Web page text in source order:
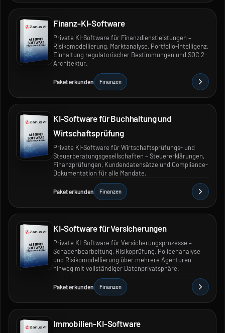
Finanz-KI-Software
Private KI-Software für Finanzdienstleistungen –
Risikomodellierung, Marktanalyse, Portfolio-Intelligenz,
Einhaltung regulatorischer Bestimmungen und SOC 2-
Architektur.
Paket erkunden Finanzen
KI-Software für Buchhaltung und
Wirtschaftsprüfung
Private KI-Software für Wirtschaftsprüfungs- und
Steuerberatungsgesellschaften – Steuererklärungen,
Finanzprüfungen, Kundendatensätze und Compliance-
Dokumentation für alle Mandate.
Paket erkunden Finanzen
KI-Software für Versicherungen
Private KI-Software für Versicherungsprozesse –
Schadenbearbeitung, Risikoprüfung, Policenanalyse
und Risikomodellierung über mehrere Agenturen
hinweg mit vollständiger Datenprivatsphäre.
Paket erkunden Finanzen
Immobilien-KI-Software